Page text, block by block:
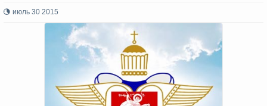
июль 30 2015